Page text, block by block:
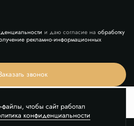
и даю согласие на обработку
рекламно-информационных
звонок
чтобы сайт работал
конфиденциальности